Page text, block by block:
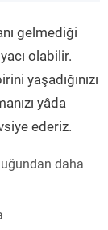
gelmediği
olabilir.
yaşadığınızı
yâda
ederiz.
daha